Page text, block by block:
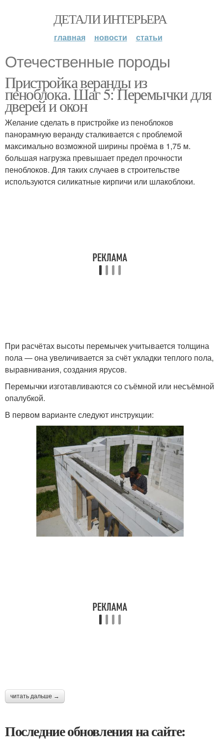
ДЕТАЛИ ИНТЕРЬЕРА
главная новости статьи
Отечественные породы
Пристройка веранды из
пеноблока. Шаг 5: Перемычки для
дверей и окон
Желание сделать в пристройке из пеноблоков
панорамную веранду сталкивается с проблемой
максимально возможной ширины проёма в 1,75 м.
большая нагрузка превышает предел прочности
пеноблоков. Для таких случаев в строительстве
используются силикатные кирпичи или шлакоблоки.
При расчётах высоты перемычек учитывается толщина
пола — она увеличивается за счёт укладки теплого пола,
выравнивания, создания ярусов.
Перемычки изготавливаются со съёмной или несъёмной
опалубкой.
В первом варианте следуют инструкции:
читать дальше →
Последние обновления на сайте: